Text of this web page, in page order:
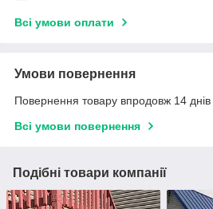
Всі умови оплати
Умови повернення
Повернення товару впродовж 14 днів
Всі умови повернення
Подібні товари компанії